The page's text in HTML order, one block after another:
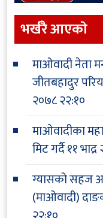
भर्खरै आएकाे
माओवादी नेता
जीतबहादुर
२०७८ २२:१०
माओवादीका
मिट गर्दै११
ग्यासको सहज
(माओवादी)